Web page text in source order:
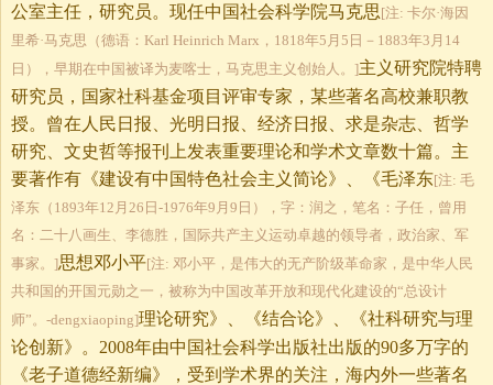
公室主任，研究员。现任中国社会科学院马克思[注: 卡尔·海因
里希·马克思（德语：Karl Heinrich Marx，1818年5月5日－1883年3月14
日），早期在中国被译为麦喀士，马克思主义创始人。]主义研究院特聘
研究员，国家社科基金项目评审专家，某些著名高校兼职教
授。曾在人民日报、光明日报、经济日报、求是杂志、哲学
研究、文史哲等报刊上发表重要理论和学术文章数十篇。主
要著作有《建设有中国特色社会主义简论》、《毛泽东[注: 毛
泽东（1893年12月26日-1976年9月9日），字：润之，笔名：子任，曾用
名：二十八画生、李德胜，国际共产主义运动卓越的领导者，政治家、军
事家。]思想邓小平[注: 邓小平，是伟大的无产阶级革命家，是中华人民
共和国的开国元勋之一，被称为中国改革开放和现代化建设的“总设计
师”。-dengxiaoping]理论研究》、《结合论》、《社科研究与理
论创新》。2008年由中国社会科学出版社出版的90多万字的
《老子道德经新编》，受到学术界的关注，海内外一些著名